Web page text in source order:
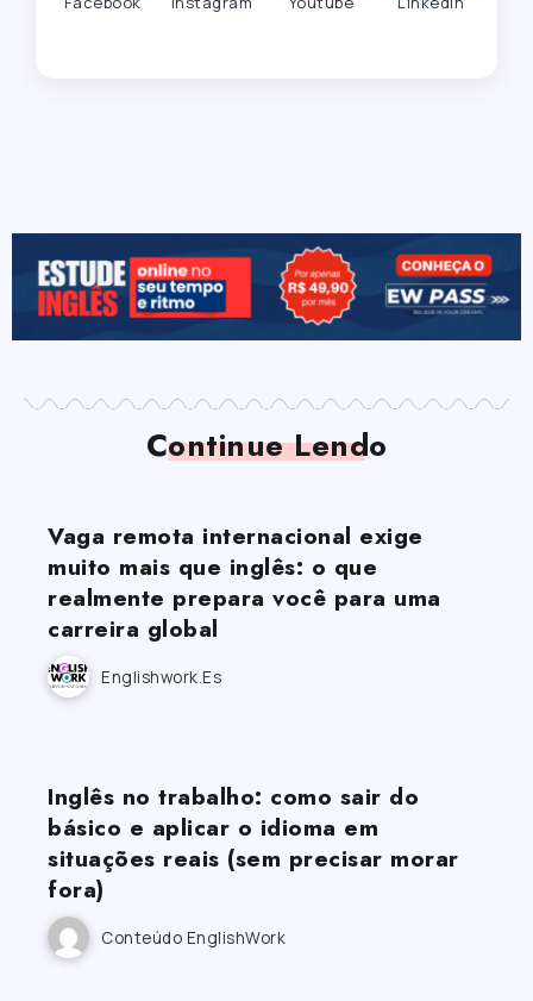
Continue Lendo
Vaga remota internacional exige
muito mais que inglês: o que
realmente prepara você para uma
carreira global
Englishwork.es
Inglês no trabalho: como sair do
básico e aplicar o idioma em
situações reais (sem precisar morar
fora)
Conteúdo EnglishWork